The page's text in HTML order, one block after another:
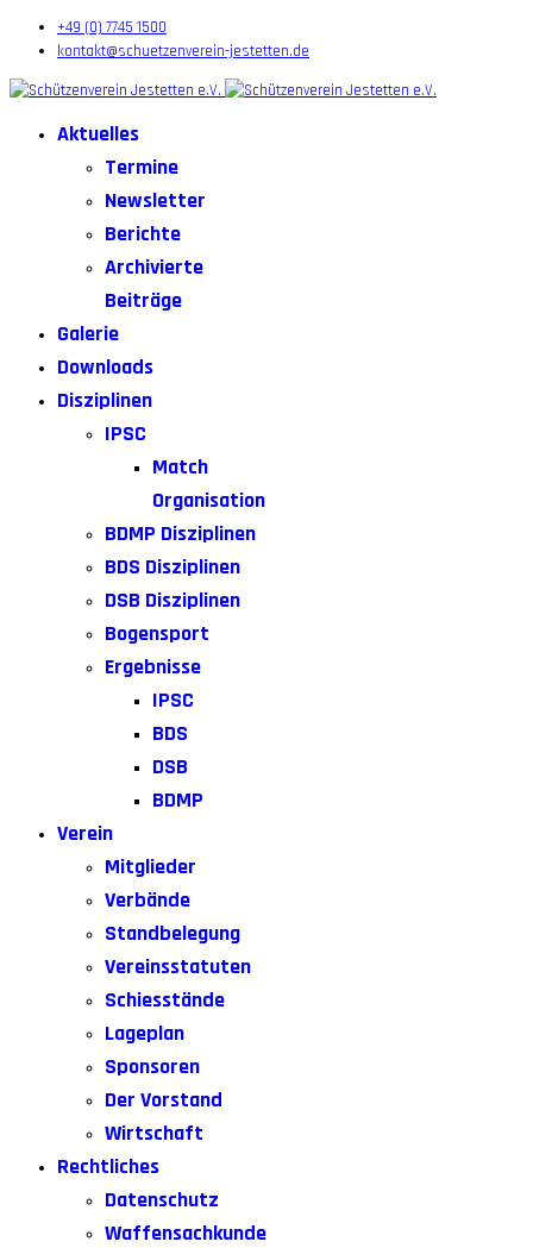
+49 (0) 7745 1500
kontakt@schuetzenverein-jestetten.de
Aktuelles
Termine
Newsletter
Berichte
Archivierte
Beiträge
Galerie
Downloads
Disziplinen
IPSC
Match
Organisation
BDMP Disziplinen
BDS Disziplinen
DSB Disziplinen
Bogensport
Ergebnisse
IPSC
BDS
DSB
BDMP
Verein
Mitglieder
Verbände
Standbelegung
Vereinsstatuten
Schiesstände
Lageplan
Sponsoren
Der Vorstand
Wirtschaft
Rechtliches
Datenschutz
Waffensachkunde